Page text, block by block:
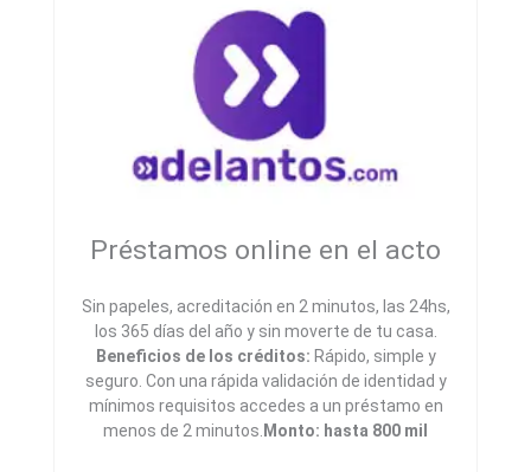
Préstamos online en el acto
Sin papeles, acreditación en 2 minutos, las 24hs,
los 365 días del año y sin moverte de tu casa.
Beneficios de los créditos: Rápido, simple y
seguro. Con una rápida validación de identidad y
mínimos requisitos accedes a un préstamo en
menos de 2 minutos. Monto: hasta 800 mil